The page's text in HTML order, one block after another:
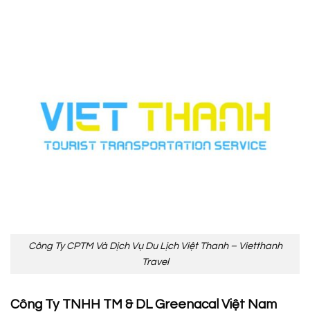
Công Ty CPTM Và Dịch Vụ Du Lịch Việt Thanh – Vietthanh
Travel
Công Ty TNHH TM & DL Greenacal Việt Nam